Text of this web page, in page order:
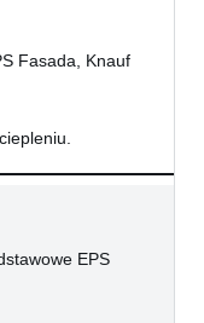
Fasada, Knauf
EPS